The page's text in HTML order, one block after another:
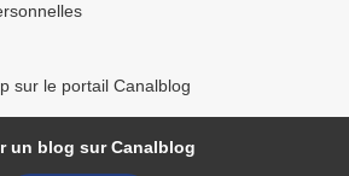
sur le portail Canalblog
un blog sur Canalblog